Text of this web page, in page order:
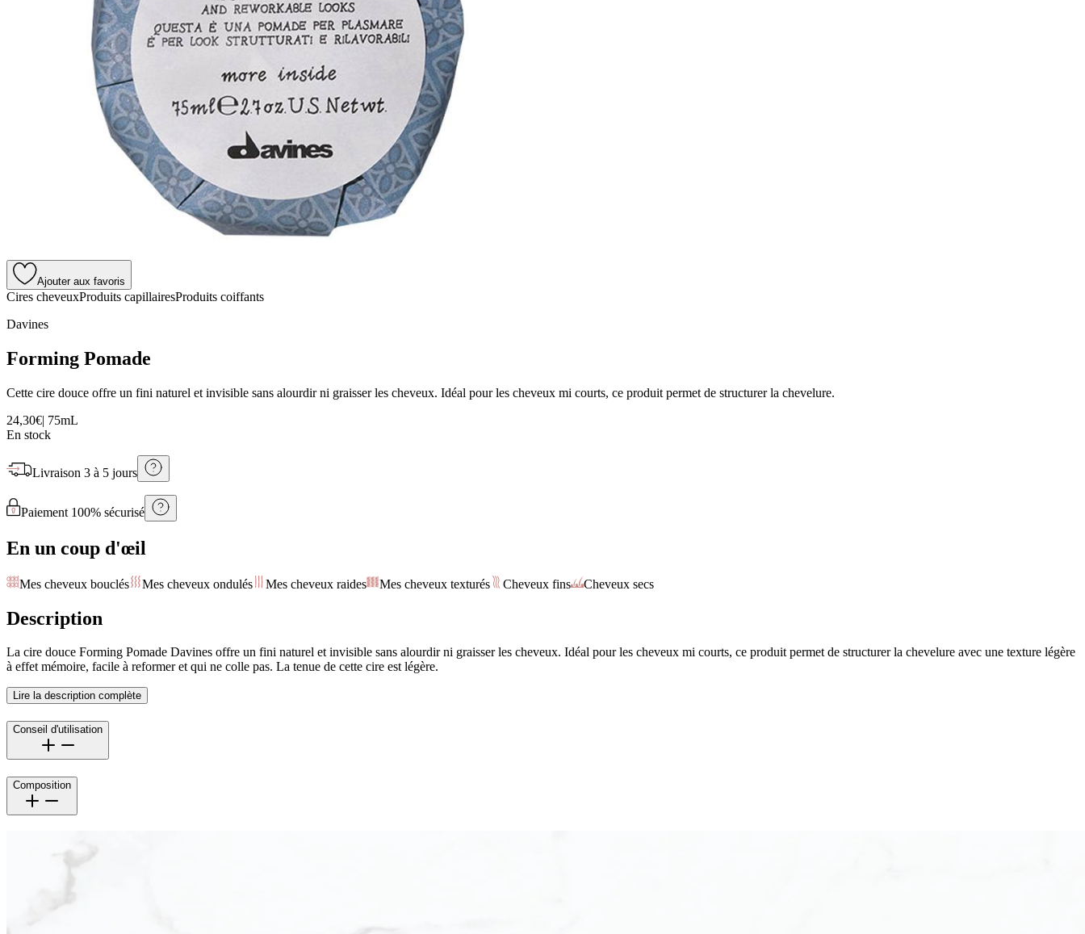
Ajouter aux favoris
Cires cheveuxProduits capillairesProduits coiffants
Davines
Forming Pomade
Cette cire douce offre un fini naturel et invisible sans alourdir ni graisser les cheveux. Idéal pour les cheveux mi courts, ce produit permet de structurer la chevelure.
24,30€| 75mL
En stock
Livraison 3 à 5 jours
Paiement 100% sécurisé
En un coup d'œil
Mes cheveux bouclés Mes cheveux ondulés Mes cheveux raides Mes cheveux texturés Cheveux fins Cheveux secs
Description
La cire douce Forming Pomade Davines offre un fini naturel et invisible sans alourdir ni graisser les cheveux. Idéal pour les cheveux mi courts, ce produit permet de structurer la chevelure avec une texture légère
à effet mémoire, facile à reformer et qui ne colle pas. La tenue de cette cire est légère.
Lire la description complète
Conseil d'utilisation
Composition